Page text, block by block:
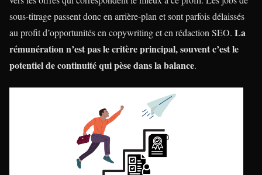
sous-titrage passent donc en arrière-plan et sont parfois délaissés
au profit d’opportunités en copywriting et en rédaction SEO. La
rémunération n’est pas le critère principal, souvent c’est le
potentiel de continuité qui pèse dans la balance.